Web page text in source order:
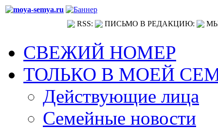
RSS: ПИСЬМО В РЕДАКЦИЮ:
СВЕЖИЙ НОМЕР
ТОЛЬКО В МОЕЙ
Действующие лица
Семейные новости